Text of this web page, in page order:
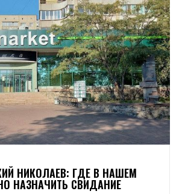
НИКОЛАЕВ: ГДЕ В НАШЕМ
НАЗНАЧИТЬ СВИДАНИЕ